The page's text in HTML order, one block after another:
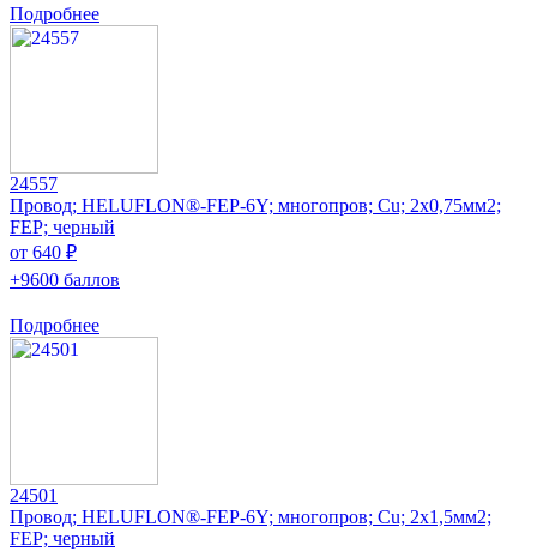
Подробнее
24557
Провод; HELUFLON®-FEP-6Y; многопров; Cu; 2x0,75мм2;
FEP; черный
от 640 ₽
+9600 баллов
Подробнее
24501
Провод; HELUFLON®-FEP-6Y; многопров; Cu; 2x1,5мм2;
FEP; черный